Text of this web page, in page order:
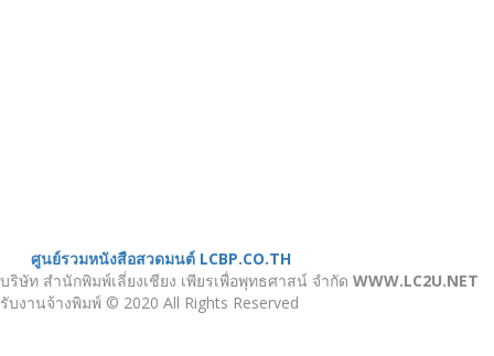
ศูนย์รวมหนังสือสวดมนต์ LCBP.CO.TH
บริษัท สำนักพิมพ์เลี่ยงเชียง เพียรเพื่อพุทธศาสน์ จำกัด WWW.LC2U.NET
รับงานจ้างพิมพ์ © 2020 All Rights Reserved